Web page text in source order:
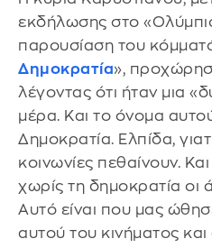
εκδήλωσης στο
παρουσίαση του
Δημοκρατία»,
λέγοντας ότι ήταν μια
μέρα. Και το όνομα
Δημοκρατία. Ελπίδα,
κοινωνίες πεθαίνουν.
χωρίς τη δημοκρατία οι
Αυτό είναι που μας
αυτού του κινήματος και